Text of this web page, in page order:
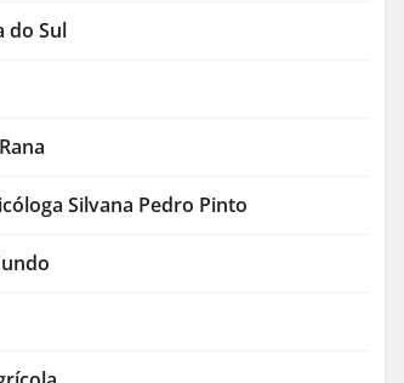
do Sul
Silvana Pedro Pinto